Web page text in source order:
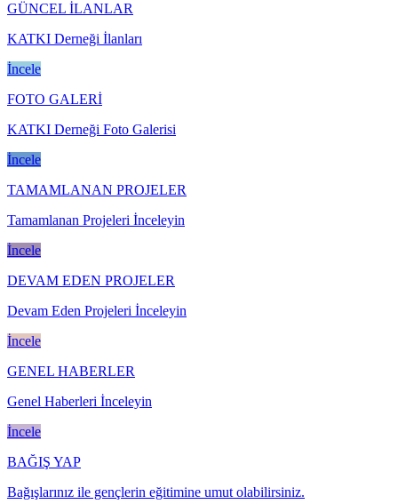
GÜNCEL İLANLAR
KATKI Derneği İlanları
İncele
FOTO GALERİ
KATKI Derneği Foto Galerisi
İncele
TAMAMLANAN PROJELER
Tamamlanan Projeleri İnceleyin
İncele
DEVAM EDEN PROJELER
Devam Eden Projeleri İnceleyin
İncele
GENEL HABERLER
Genel Haberleri İnceleyin
İncele
BAĞIŞ YAP
Bağışlarınız ile gençlerin eğitimine umut olabilirsiniz.